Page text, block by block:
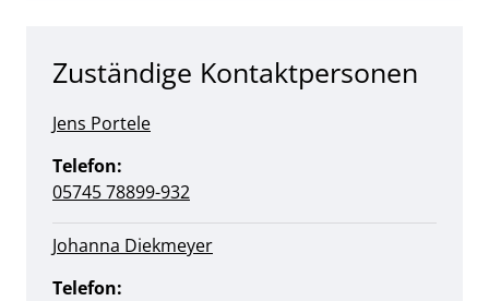
Zuständige Kontaktpersonen
Jens Portele
Telefon:
05745 78899-932
Johanna Diekmeyer
Telefon: